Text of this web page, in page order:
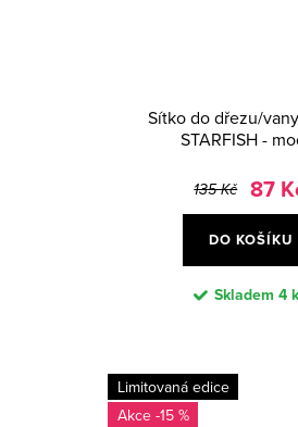
Sítko do dřezu/
STARFISH -
135 Kč 87
DO KOŠÍKU
Skladem4
Limitovaná edice
-15 %